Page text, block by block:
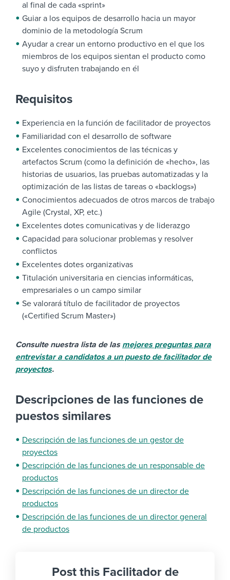
al final de cada «sprint»
Guiar a los equipos de desarrollo hacia un mayor
dominio de la metodología Scrum
Ayudar a crear un entorno productivo en el que los
miembros de los equipos sientan el producto como
suyo y disfruten trabajando en él
Requisitos
Experiencia en la función de facilitador de proyectos
Familiaridad con el desarrollo de software
Excelentes conocimientos de las técnicas y
artefactos Scrum (como la definición de «hecho», las
historias de usuarios, las pruebas automatizadas y la
optimización de las listas de tareas o «backlogs»)
Conocimientos adecuados de otros marcos de trabajo
Agile (Crystal, XP, etc.)
Excelentes dotes comunicativas y de liderazgo
Capacidad para solucionar problemas y resolver
conflictos
Excelentes dotes organizativas
Titulación universitaria en ciencias informáticas,
empresariales o un campo similar
Se valorará título de facilitador de proyectos
(«Certified Scrum Master»)
Consulte nuestra lista de las mejores preguntas para
entrevistar a candidatos a un puesto de facilitador de
proyectos.
Descripciones de las funciones de
puestos similares
Descripción de las funciones de un gestor de
proyectos
Descripción de las funciones de un responsable de
productos
Descripción de las funciones de un director de
productos
Descripción de las funciones de un director general
de productos
Post this Facilitador de